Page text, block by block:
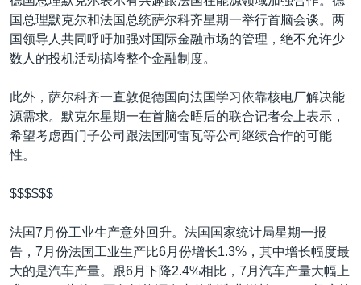
国总理默克尔和法国总统萨尔科齐星期一举行首脑会谈。两
国领导人共同呼吁加强对国际金融市场的管理，绝不允许少
数人的投机活动搞垮整个金融制度。
此外，萨尔科齐一直敦促德国向法国学习依靠核电厂解决能
源需求。默克尔星期一在首脑会晤后的联合记者会上表示，
希望考虑西门子公司跟法国阿雷瓦等公司继续合作的可能
性。
$$$$$$
法国7月份工业生产意外回升。法国国家统计局星期一报
告，7月份法国工业生产比6月份增长1.3%，其中增长幅度最
大的是汽车产量。跟6月下降2.4%相比，7月汽车产量大幅上